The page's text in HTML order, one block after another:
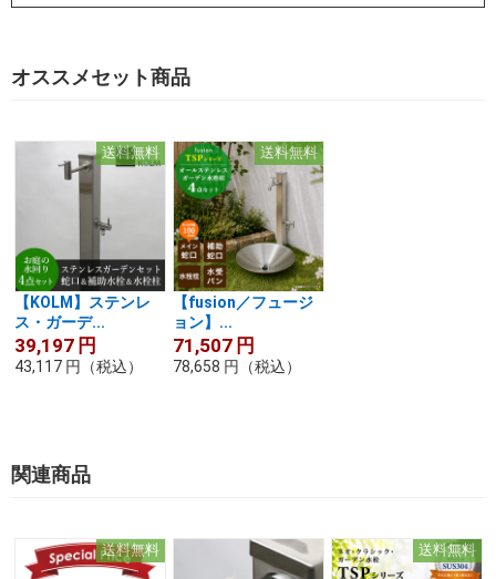
オススメセット商品
送料無料
【KOLM】ステンレ
ス・ガーデ...
39,197 円
43,117 円 （税込）
送料無料
【fusion／フュージ
ョン】...
71,507 円
78,658 円 （税込）
関連商品
送料無料 送料無料